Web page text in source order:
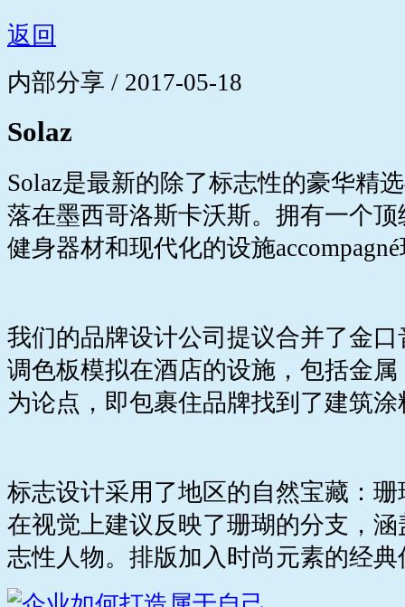
返回
内部分享 / 2017-05-18
Solaz
Solaz是最新的除了标志性的豪华精
落在墨西哥洛斯卡沃斯。拥有一个
健身器材和现代化的设施
我们的品牌设计公司提议合并了金
调色板模拟在酒店的设施，包括金
为论点，即包裹住品牌找到了建筑涂
标志设计采用了地区的自然宝藏：
在视觉上建议反映了珊瑚的分支，
志性人物。排版加入时尚元素的经